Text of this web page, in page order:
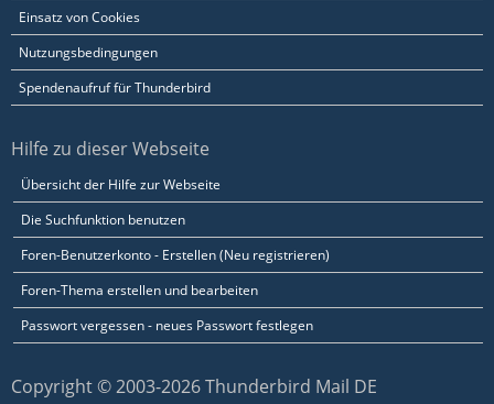
Einsatz von Cookies
Nutzungsbedingungen
Spendenaufruf für Thunderbird
Hilfe zu dieser Webseite
Übersicht der Hilfe zur Webseite
Die Suchfunktion benutzen
Foren-Benutzerkonto - Erstellen (Neu registrieren)
Foren-Thema erstellen und bearbeiten
Passwort vergessen - neues Passwort festlegen
Copyright © 2003-2026 Thunderbird Mail DE